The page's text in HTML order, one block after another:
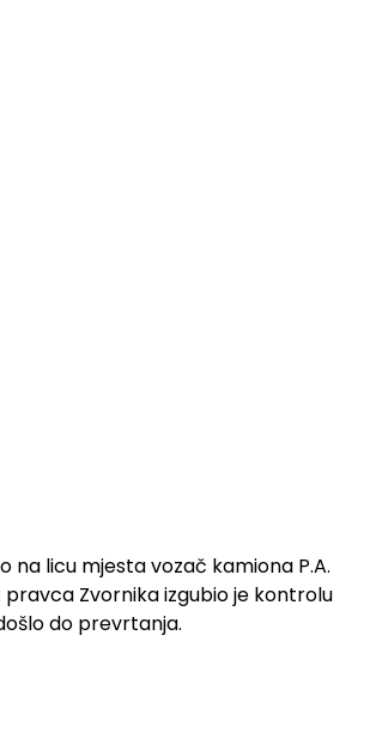
na licu mjesta vozač kamiona P.A.
pravca Zvornika izgubio je kontrolu
do prevrtanja.